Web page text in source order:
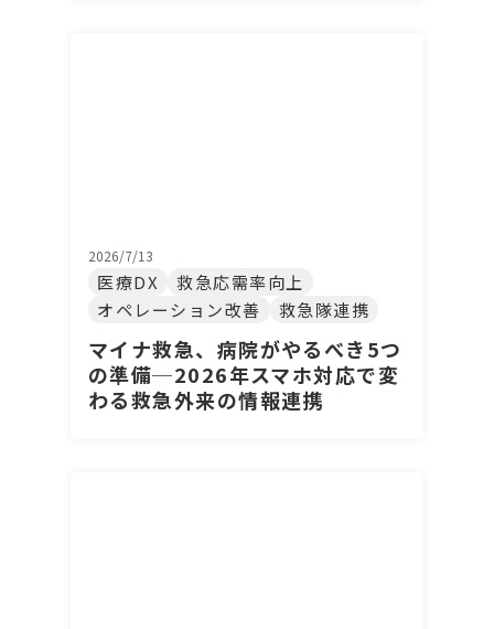
2026/7/13
医療DX
救急応需率向上
オペレーション改善
救急隊連携
マイナ救急、病院がやるべき5つ
の準備─2026年スマホ対応で変
わる救急外来の情報連携